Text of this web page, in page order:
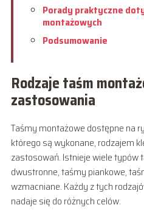
Porady praktyczne
montażowych
Podsumowanie
Rodzaje taśm
zastosowania
Taśmy montażowe dostępne na
którego są wykonane, rodzajem
zastosowań. Istnieje wiele typów
dwustronne, taśmy piankowe,
wzmacniane. Każdy z tych
nadaje się do różnych celów.